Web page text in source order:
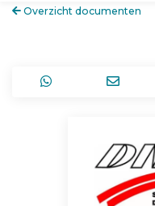
Overzicht documenten